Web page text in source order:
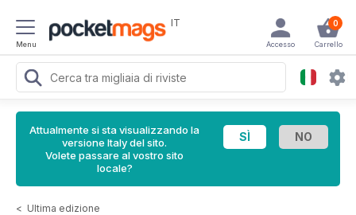
Menu
IT 0
Carrello
Accesso
Attualmente si sta visualizzando la
versione Italy del sito.
Volete passare al vostro sito
locale?
< Ultima edizione